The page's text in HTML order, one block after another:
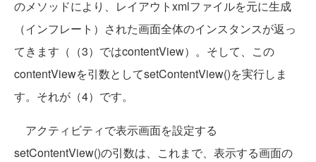
のメソッドにより、レイアウトxmlファイルを元に生成
（インフレート）された画面全体のインスタンスが返っ
てきます（（3）ではcontentView）。そして、この
contentViewを引数としてsetContentView()を実行しま
す。それが（4）です。
アクティビティで表示画面を設定する
setContentView()の引数は、これまで、表示する画面の